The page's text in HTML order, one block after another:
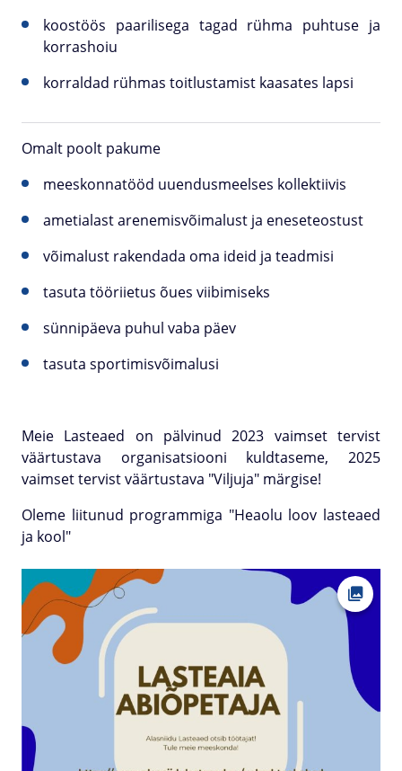
koostöös paarilisega tagad rühma puhtuse ja
korrashoiu
korraldad rühmas toitlustamist kaasates lapsi
Omalt poolt pakume
meeskonnatööd uuendusmeelses kollektiivis
ametialast arenemisvõimalust ja eneseteostust
võimalust rakendada oma ideid ja teadmisi
tasuta tööriietus õues viibimiseks
sünnipäeva puhul vaba päev
tasuta sportimisvõimalusi
Meie Lasteaed on pälvinud 2023 vaimset tervist
väärtustava organisatsiooni kuldtaseme, 2025
vaimset tervist väärtustava "Viljuja" märgise!
Oleme liitunud programmiga "Heaolu loov lasteaed
ja kool"
Ava